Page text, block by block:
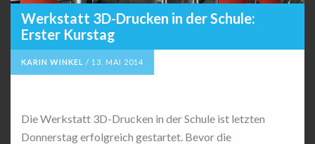
Werkstatt 3D-Drucken in der Schule:
Erster Kurstag
KARIN WINKEL / 13. MAI 2014
Die Werkstatt 3D-Drucken in der Schule ist letzten
Donnerstag erfolgreich gestartet. Bevor die